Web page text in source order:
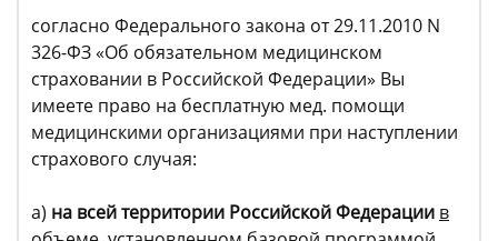
согласно Федерального закона от 29.11.2010 N
326-ФЗ «Об обязательном медицинском
страховании в Российской Федерации» Вы
имеете право на бесплатную мед. помощи
медицинскими организациями при наступлении
страхового случая:
а) на всей территории Российской Федерации в